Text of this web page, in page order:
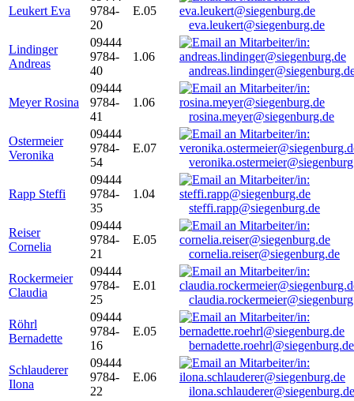
Leukert Eva
9784-
20
E.05
eva.leukert@siegenburg.de
Lindinger
Andreas
09444
9784-
40
1.06
Meyer Rosina
09444
9784-
41
1.06
rosina.meyer@siegenburg.de
Ostermeier
Veronika
09444
9784-
54
E.07
Rapp Steffi
09444
9784-
35
1.04
steffi.rapp@siegenburg.de
Reiser
Cornelia
09444
9784-
21
E.05
cornelia.reiser@siegenburg.de
Rockermeier
Claudia
09444
9784-
25
E.01
Röhrl
Bernadette
09444
9784-
16
E.05
bernadette.roehrl@siegenburg.de
Schlauderer
Ilona
09444
9784-
22
E.06
ilona.schlauderer@siegenburg.de